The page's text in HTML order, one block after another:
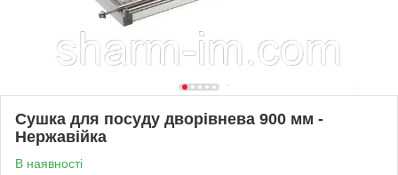
Сушка для посуду дворівнева 900 мм -
Нержавійка
В наявності